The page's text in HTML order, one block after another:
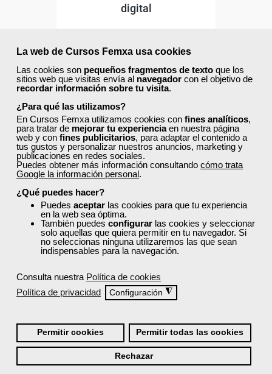
La web de Cursos Femxa usa cookies
Las cookies son pequeños fragmentos de texto que los
sitios web que visitas envía al navegador con el objetivo de
recordar información sobre tu visita.
¿Para qué las utilizamos?
En Cursos Femxa utilizamos cookies con fines analíticos,
para tratar de mejorar tu experienciaen nuestra página
web y con fines publicitarios, para adaptar el contenido a
tus gustos y personalizar nuestros anuncios, marketing y
publicaciones en redes sociales.
Puedes obtener más información consultando cómo trata
Google la información personal.
¿Qué puedes hacer?
Puedes aceptar las cookies para que tu experiencia
en la web sea óptima.
También puedes configurar las cookies y seleccionar
solo aquellas que quiera permitir en tu navegador. Si
no seleccionas ninguna utilizaremos las que sean
indispensables para la navegación.
Consulta nuestra Política de cookies
Política de privacidad
Configuración ◮
Permitir cookies Permitir todas las cookies
Rechazar
digital
50 horas
Online (Madrid )
2 94
ONLINE
Formación 100%
subvencionada.
Para desempleados,
trabajadores y autónomos
de Madrid.
Para todos los sectores.
Cursos Femxa
Herramientas tecnológicas al
servicio de la gestión